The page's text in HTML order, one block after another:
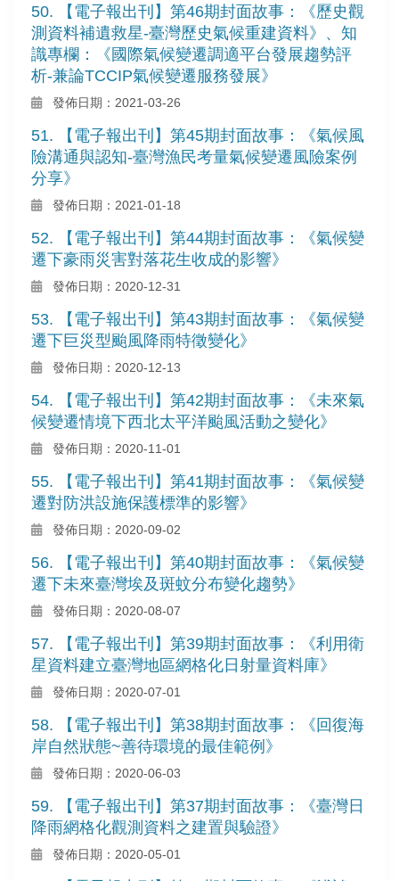
50. 【電子報出刊】第46期封面故事：《歷史觀
測資料補遺救星-臺灣歷史氣候重建資料》、知
識專欄：《國際氣候變遷調適平台發展趨勢評
析-兼論TCCIP氣候變遷服務發展》
發佈日期：2021-03-26
51. 【電子報出刊】第45期封面故事：《氣候風
險溝通與認知-臺灣漁民考量氣候變遷風險案例
分享》
發佈日期：2021-01-18
52. 【電子報出刊】第44期封面故事：《氣候變
遷下豪雨災害對落花生收成的影響》
發佈日期：2020-12-31
53. 【電子報出刊】第43期封面故事：《氣候變
遷下巨災型颱風降雨特徵變化》
發佈日期：2020-12-13
54. 【電子報出刊】第42期封面故事：《未來氣
候變遷情境下西北太平洋颱風活動之變化》
發佈日期：2020-11-01
55. 【電子報出刊】第41期封面故事：《氣候變
遷對防洪設施保護標準的影響》
發佈日期：2020-09-02
56. 【電子報出刊】第40期封面故事：《氣候變
遷下未來臺灣埃及斑蚊分布變化趨勢》
發佈日期：2020-08-07
57. 【電子報出刊】第39期封面故事：《利用衛
星資料建立臺灣地區網格化日射量資料庫》
發佈日期：2020-07-01
58. 【電子報出刊】第38期封面故事：《回復海
岸自然狀態~善待環境的最佳範例》
發佈日期：2020-06-03
59. 【電子報出刊】第37期封面故事：《臺灣日
降雨網格化觀測資料之建置與驗證》
發佈日期：2020-05-01